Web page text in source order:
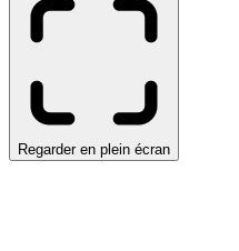
Regarder en plein écran